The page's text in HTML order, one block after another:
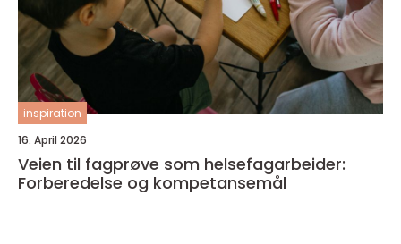
inspiration
16. April 2026
Veien til fagprøve som helsefagarbeider:
Forberedelse og kompetansemål